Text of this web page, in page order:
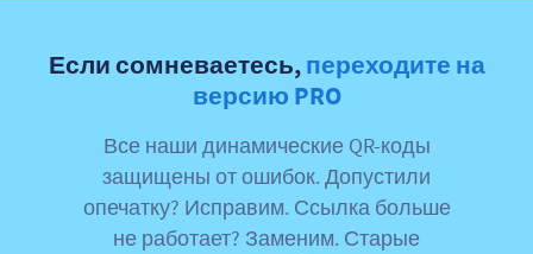
Если сомневаетесь,переходите на
версию PRO
Все наши динамические QR-коды
защищены от ошибок. Допустили
опечатку? Исправим. Ссылка больше
не работает? Заменим. Старые